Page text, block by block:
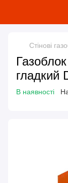
Стінові
гладкий
В наявності